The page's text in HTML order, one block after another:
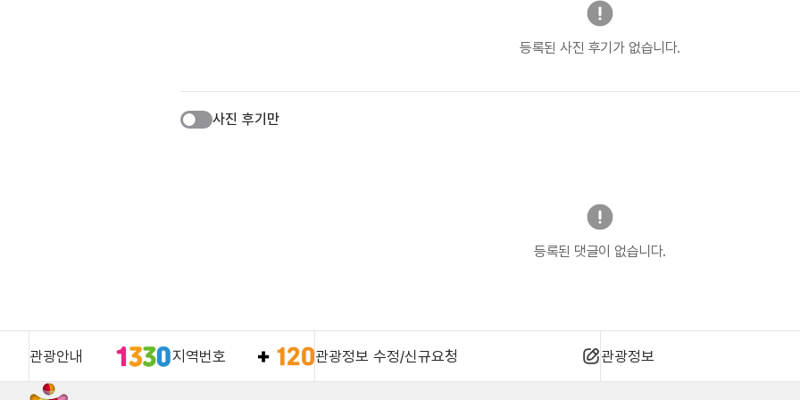
등록된 사진 후기가 없습니다.
사진 후기만
등록된 댓글이 없습니다.
관광안내 지역번호 관광정보 수정/신규요청 관광정보